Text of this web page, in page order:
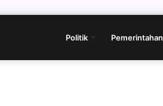
Politik Pemerintahan